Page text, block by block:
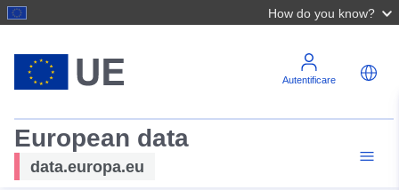
How do you know?
Autentificare
European data
data.europa.eu